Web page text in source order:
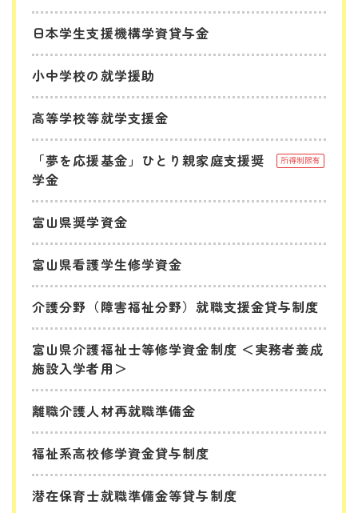
日本学生支援機構学資貸与金
小中学校の就学援助
高等学校等就学支援金
「夢を応援基金」ひとり親家庭支援奨
学金
所得制限有
富山県奨学資金
富山県看護学生修学資金
介護分野（障害福祉分野）就職支援金貸与制度
富山県介護福祉士等修学資金制度 ＜実務者養成
施設入学者用＞
離職介護人材再就職準備金
福祉系高校修学資金貸与制度
潜在保育士就職準備金等貸与制度